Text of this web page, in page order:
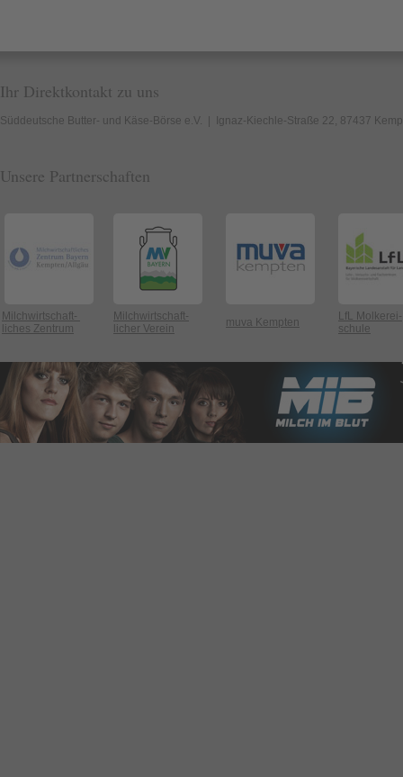
Ihr Direktkontakt zu uns
Süddeutsche Butter- und Käse-Börse e.V. | Ignaz-Kiechle-Straße 22, 87437
Unsere Partnerschaften
Milchwirtschaft-
liches Zentrum
Milchwirtschaft-
licher Verein
muva Kempten
LfL Molkerei-
schule